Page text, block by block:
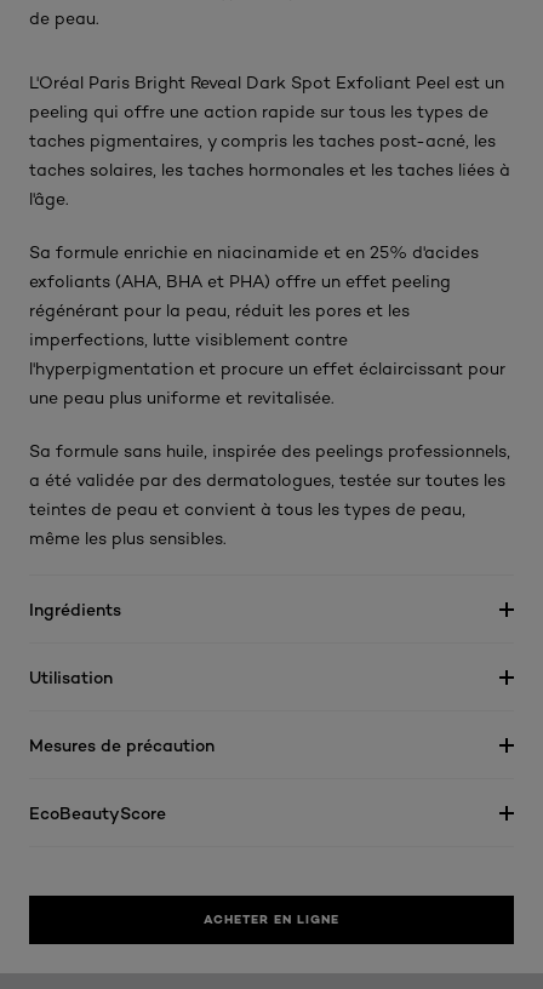
de peau.
L'Oréal Paris Bright Reveal Dark Spot Exfoliant Peel est un
peeling qui offre une action rapide sur tous les types de
taches pigmentaires, y compris les taches post-acné, les
taches solaires, les taches hormonales et les taches liées à
l'âge.
Sa formule enrichie en niacinamide et en 25% d'acides
exfoliants (AHA, BHA et PHA) offre un effet peeling
régénérant pour la peau, réduit les pores et les
imperfections, lutte visiblement contre
l'hyperpigmentation et procure un effet éclaircissant pour
une peau plus uniforme et revitalisée.
Sa formule sans huile, inspirée des peelings professionnels,
a été validée par des dermatologues, testée sur toutes les
teintes de peau et convient à tous les types de peau,
même les plus sensibles.
Ingrédients
Utilisation
Mesures de précaution
EcoBeautyScore
ACHETER EN LIGNE